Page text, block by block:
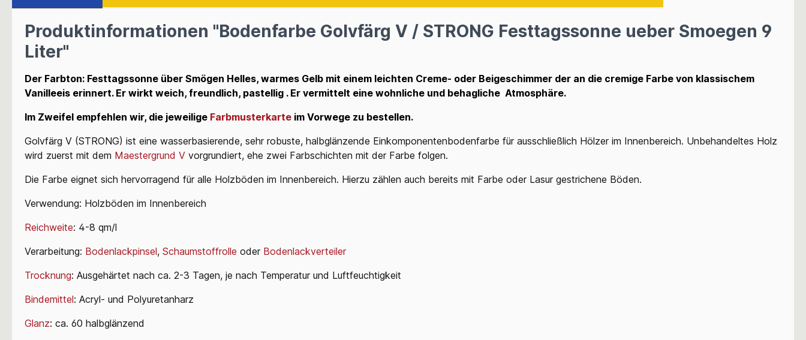
Produktinformationen "Bodenfarbe Golvfärg V / STRONG Festtagssonne ueber Smoegen 9
Liter"
Der Farbton: Festtagssonne über Smögen Helles, warmes Gelb mit einem leichten Creme- oder Beigeschimmer der an die cremige Farbe von klassischem
Vanilleeis erinnert. Er wirkt weich, freundlich, pastellig . Er vermittelt eine wohnliche und behagliche Atmosphäre.
Im Zweifel empfehlen wir, die jeweilige Farbmusterkarte im Vorwege zu bestellen.
Golvfärg V (STRONG) ist eine wasserbasierende, sehr robuste, halbglänzende Einkomponentenbodenfarbe für ausschließlich Hölzer im Innenbereich. Unbehandeltes Holz
wird zuerst mit dem Maestergrund V vorgrundiert, ehe zwei Farbschichten mit der Farbe folgen.
Die Farbe eignet sich hervorragend für alle Holzböden im Innenbereich. Hierzu zählen auch bereits mit Farbe oder Lasur gestrichene Böden.
Verwendung: Holzböden im Innenbereich
Reichweite: 4-8 qm/l
Verarbeitung: Bodenlackpinsel, Schaumstoffrolle oder Bodenlackverteiler
Trocknung: Ausgehärtet nach ca. 2-3 Tagen, je nach Temperatur und Luftfeuchtigkeit
Bindemittel: Acryl- und Polyuretanharz
Glanz: ca. 60 halbglänzend